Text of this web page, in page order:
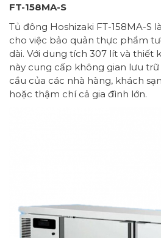
FT-158MA-S
Tủ đông Hoshizaki FT-158MA-S
cho việc bảo quản thực phẩm
dài. Với dung tích 307 lít và thiết
này cung cấp không gian lưu
cầu của các nhà hàng, khách
hoặc thậm chí cả gia đình lớn.